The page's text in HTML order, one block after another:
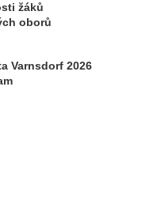
žáků
oborů
Varnsdorf 2026